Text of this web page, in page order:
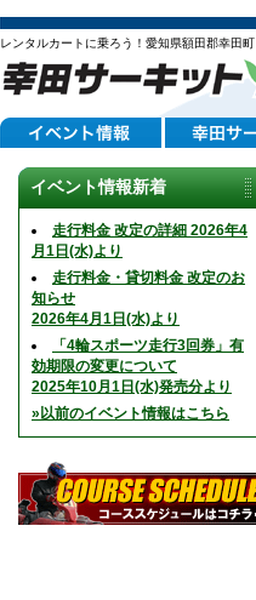
レンタルカートに乗ろう！愛知県額田郡幸田町
イベント情報新着
走行料金 改定の詳細 2026年4
月1日(水)より
走行料金・貸切料金 改定のお
知らせ
2026年4月1日(水)より
「4輪スポーツ走行3回券」有
効期限の変更について
2025年10月1日(水)発売分より
»以前のイベント情報はこちら